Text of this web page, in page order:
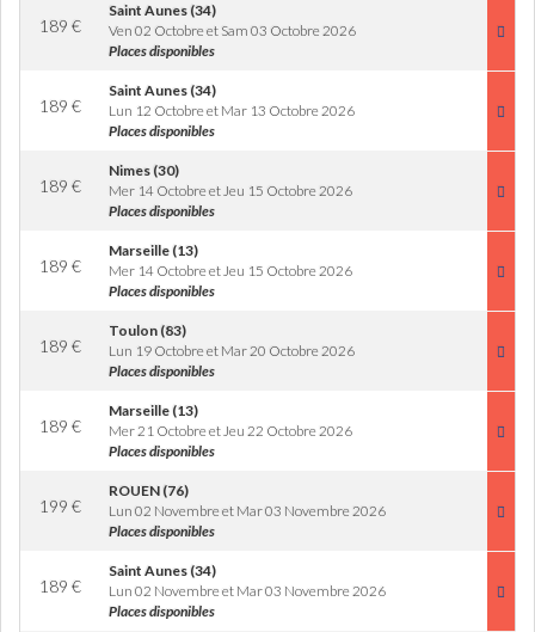
189 €
Saint Aunes (34)
Ven 02 Octobre et Sam 03 Octobre 2026
Places disponibles
189 €
Saint Aunes (34)
Lun 12 Octobre et Mar 13 Octobre 2026
Places disponibles
189 €
Nimes (30)
Mer 14 Octobre et Jeu 15 Octobre 2026
Places disponibles
189 €
Marseille (13)
Mer 14 Octobre et Jeu 15 Octobre 2026
Places disponibles
189 €
Toulon (83)
Lun 19 Octobre et Mar 20 Octobre 2026
Places disponibles
189 €
Marseille (13)
Mer 21 Octobre et Jeu 22 Octobre 2026
Places disponibles
199 €
ROUEN (76)
Lun 02 Novembre et Mar 03 Novembre 2026
Places disponibles
189 €
Saint Aunes (34)
Lun 02 Novembre et Mar 03 Novembre 2026
Places disponibles